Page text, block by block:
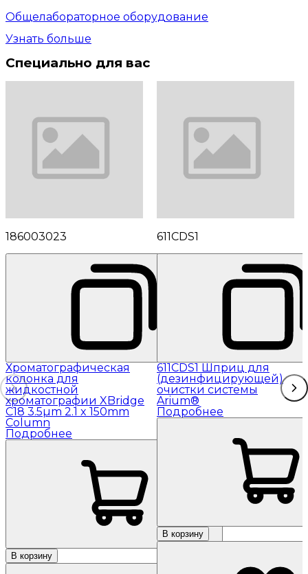
Общелабораторное оборудование
Узнать больше
Специально для вас
186003023
Хроматографическая
колонка для
жидкостной
хроматографии XBridge
C18 3.5µm 2.1 x 150mm
Column
Подробнее
В корзину
611CDS1
611CDS1 Шприц для
(дезинфицирующей)
очистки системы
Arium®
Подробнее
В корзину